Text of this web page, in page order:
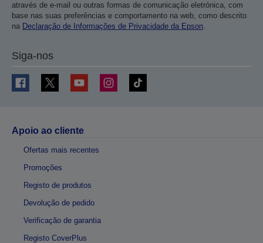
através de e-mail ou outras formas de comunicação eletrónica, com
base nas suas preferências e comportamento na web, como descrito
na Declaração de Informações de Privacidade da Epson.
Siga-nos
Apoio ao cliente
Ofertas mais recentes
Promoções
Registo de produtos
Devolução de pedido
Verificação de garantia
Registo CoverPlus